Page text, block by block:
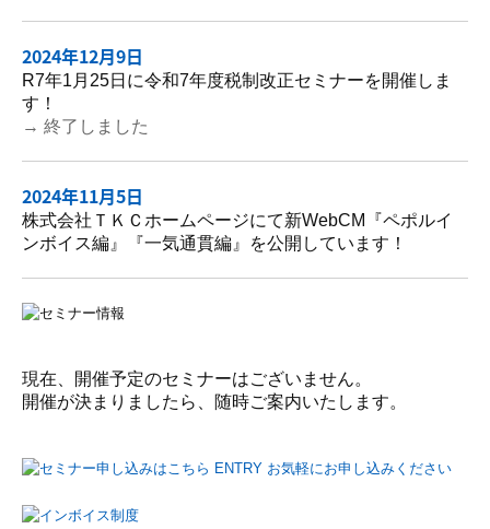
2024年12月9日
R7年1月25日に令和7年度税制改正セミナーを開催しま
す！
→ 終了しました
2024年11月5日
株式会社ＴＫＣホームページにて新WebCM『ペポルイ
ンボイス編』『一気通貫編』を公開しています！
現在、開催予定のセミナーはございません。
開催が決まりましたら、随時ご案内いたします。